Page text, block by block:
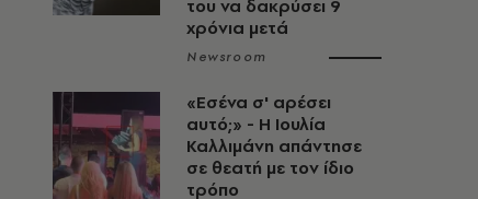
του να δακρύσει 9
χρόνια μετά
Newsroom
«Εσένα σ' αρέσει
αυτό;» - Η Ιουλία
Καλλιμάνη απάντησε
σε θεατή με τον ίδιο
τρόπο